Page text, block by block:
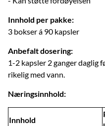
Innhold per pakke:
3 bokser á 90 kapsler
Anbefalt dosering:
1-2 kapsler 2 ganger daglig
rikelig med vann.
Næringsinnhold:
Innhold